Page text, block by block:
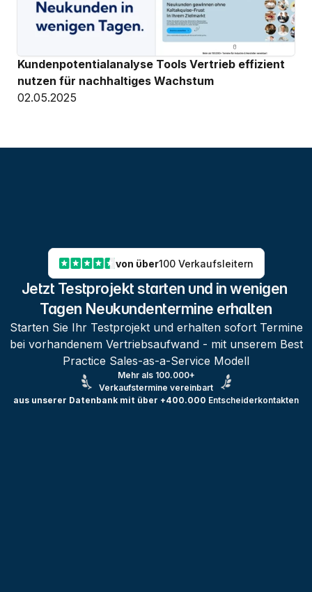
Kundenpotentialanalyse Tools Vertrieb effizient
nutzen für nachhaltiges Wachstum
02.05.2025
von über100 Verkaufsleitern
Jetzt Testprojekt starten und in wenigen
Tagen Neukundentermine erhalten
Starten Sie Ihr Testprojekt und erhalten sofort Termine
bei vorhandenem Vertriebsaufwand - mit unserem Best
Practice Sales-as-a-Service Modell
Mehr als 100.000+
Verkaufstermine vereinbart
aus unserer Datenbank mit über +400.000 Entscheiderkontakten